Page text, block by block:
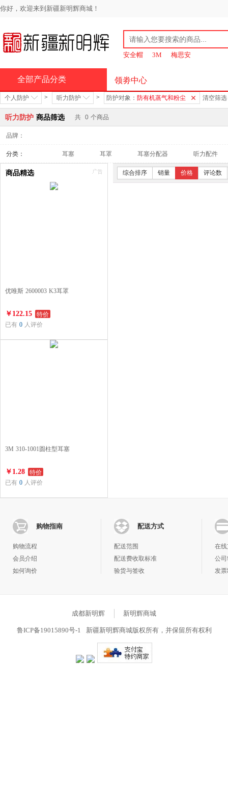
你好，欢迎来到新疆新明辉商城！
安全帽 3M 梅思安
领劵中心
全部产品分类
个人防护 > 听力防护 > 防护对象： 防有机蒸气和粉尘 清空筛选
听力防护 商品筛选 共 0 个商品
品牌：
分类： 耳塞 耳罩 耳塞分配器 听力配件
商品精选
优唯斯 2600003 K3耳罩
￥122.15 特价
已有 0 人评价
3M 310-1001圆柱型耳塞
￥1.28 特价
已有 0 人评价
综合排序 销量 价格 评论数
购物指南
购物流程
会员介绍
如何询价
配送方式
配送范围
配送费收取标准
验货与签收
在
公
发
成都新明辉 新明辉商城
鲁ICP备19015890号-1 新疆新明辉商城版权所有，并保留所有权利